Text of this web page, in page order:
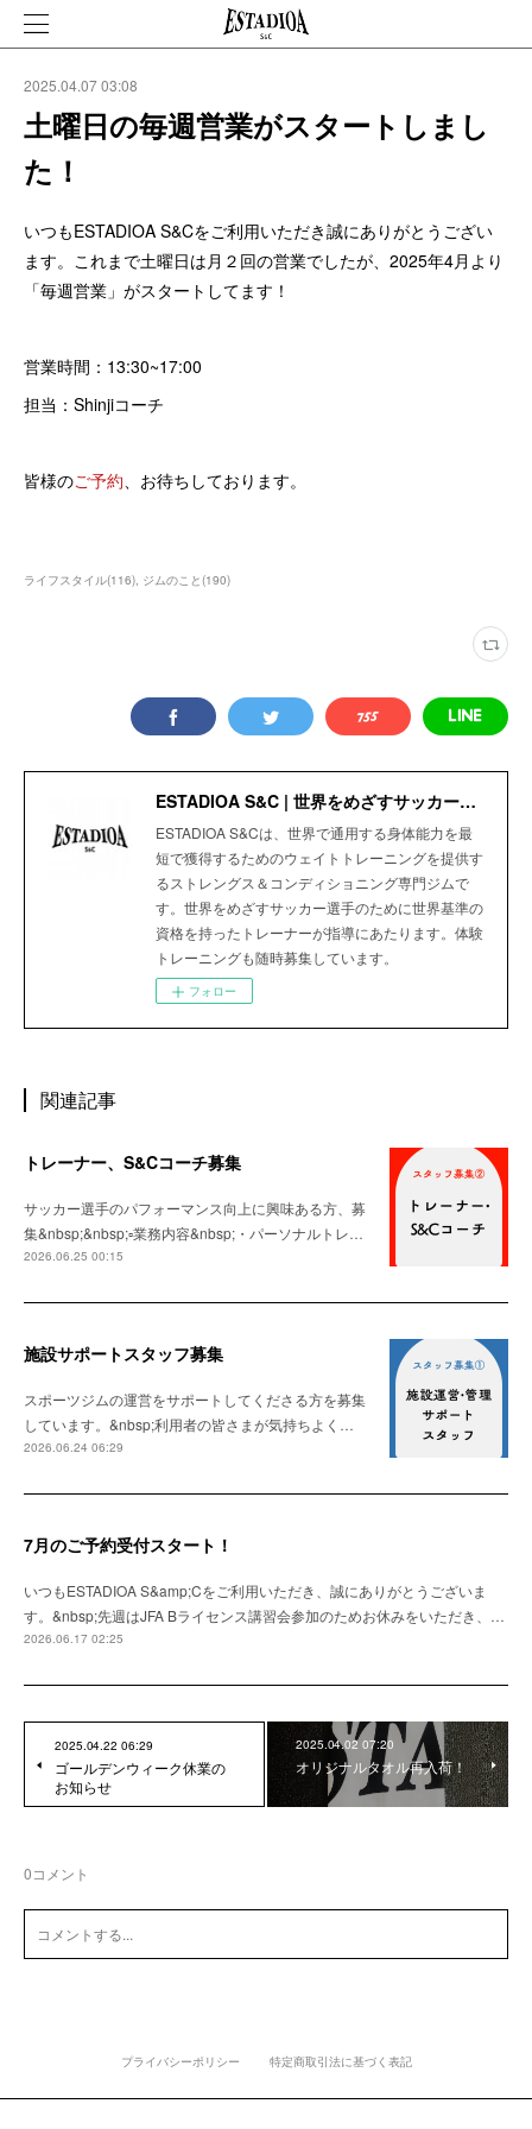
2025.04.07 03:08
土曜日の毎週営業がスタートしまし
た！
いつもESTADIOA S&Cをご利用いただき誠にありがとうござい
ます。これまで土曜日は月２回の営業でしたが、2025年4月より
「毎週営業」がスタートしてます！
営業時間：13:30~17:00
担当：Shinjiコーチ
皆様のご予約、お待ちしております。
ライフスタイル(116) ジムのこと(190)
ESTADIOA S&C | 世界をめざすサッカー選手のためのStrength＆Conditioning Gym
ESTADIOA S&Cは、世界で通用する身体能力を最
短で獲得するためのウェイトトレーニングを提供す
るストレングス＆コンディショニング専門ジムで
す。世界をめざすサッカー選手のために世界基準の
資格を持ったトレーナーが指導にあたります。体験
トレーニングも随時募集しています。
フォロー
関連記事
トレーナー、S&Cコーチ募集
サッカー選手のパフォーマンス向上に興味ある方、募
集&nbsp;&nbsp;▫️業務内容&nbsp;・パーソナルトレ…
2026.06.25 00:15
施設サポートスタッフ募集
スポーツジムの運営をサポートしてくださる方を募集
しています。&nbsp;利用者の皆さまが気持ちよく…
2026.06.24 06:29
7月のご予約受付スタート！
いつもESTADIOA S&amp;Cをご利用いただき、誠にありがとうございま
す。&nbsp;先週はJFA Bライセンス講習会参加のためお休みをいただき、…
2026.06.17 02:25
2025.04.22 06:29
ゴールデンウィーク休業の
お知らせ
2025.04.02 07:20
オリジナルタオル再入荷！
0コメント
プライバシーポリシー 特定商取引法に基づく表記